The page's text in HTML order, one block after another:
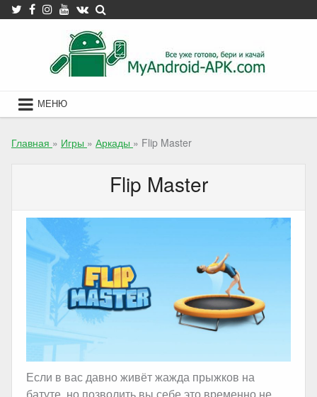
Skip
to
МЕНЮ
Главная » Игры » Аркады » Flip Master
Flip Master
Если в вас давно живёт жажда прыжков на
батуте, но позволить вы себе это временно не